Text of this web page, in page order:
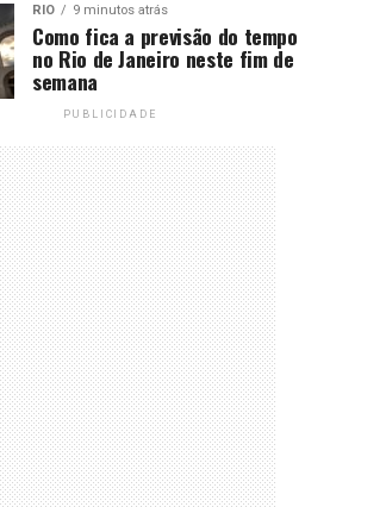
RIO 9 minutos atrás
Como fica a previsão do tempo
no Rio de Janeiro neste fim de
semana
PUBLICIDADE